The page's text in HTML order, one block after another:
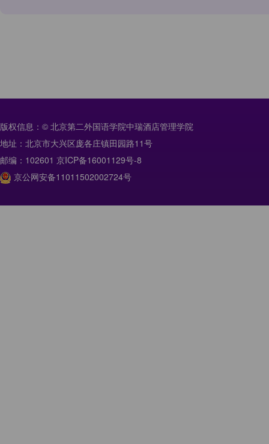
版权信息：© 北京第二外国语学院中瑞酒店管理学院
地址：北京市大兴区庞各庄镇田园路11号
邮编：102601 京ICP备16001129号-8
京公网安备11011502002724号